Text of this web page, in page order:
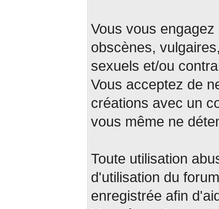
Vous vous
obscènes,
sexuels et/ou
Vous acceptez de
créations avec un
vous même ne
Toute utilisation
d'utilisation du
enregistrée afin